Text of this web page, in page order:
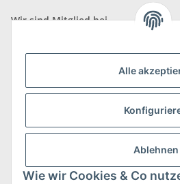
Alle
Ablehnen
Wie wir Cookies & Co
Wir sind Mitglied bei
mehr zu Versand & Retoure